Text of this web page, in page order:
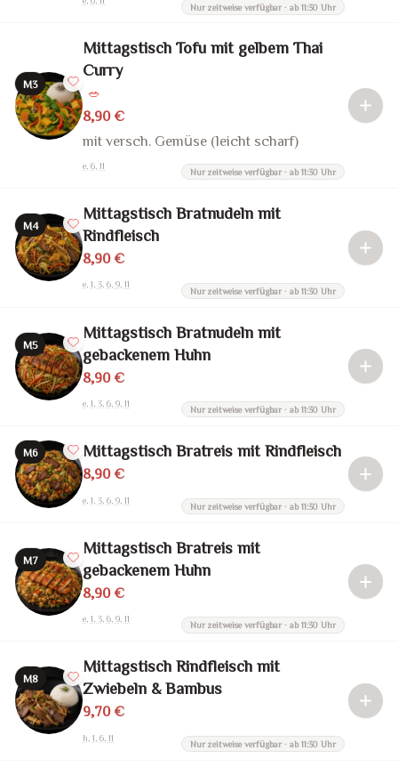
Nur zeitweise verfügbar · ab 11:30 Uhr
M3
Mittagstisch Tofu mit gelbem Thai
Curry
🥗
8,90 €
mit versch. Gemüse (leicht scharf)
e, 6, 11
Nur zeitweise verfügbar · ab 11:30 Uhr
M4
Mittagstisch Bratnudeln mit
Rindfleisch
8,90 €
e, 1, 3, 6, 9, 11
Nur zeitweise verfügbar · ab 11:30 Uhr
M5
Mittagstisch Bratnudeln mit
gebackenem Huhn
8,90 €
e, 1, 3, 6, 9, 11
Nur zeitweise verfügbar · ab 11:30 Uhr
M6 Mittagstisch Bratreis mit Rindfleisch
8,90 €
e, 1, 3, 6, 9, 11
Nur zeitweise verfügbar · ab 11:30 Uhr
M7
Mittagstisch Bratreis mit
gebackenem Huhn
8,90 €
e, 1, 3, 6, 9, 11
Nur zeitweise verfügbar · ab 11:30 Uhr
M8
Mittagstisch Rindfleisch mit
Zwiebeln & Bambus
9,70 €
h, 1, 6, 11
Nur zeitweise verfügbar · ab 11:30 Uhr